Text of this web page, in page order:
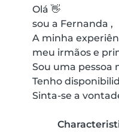
Olá 👋
sou a Fernanda ,
A minha
meu irmãos e
Sou uma pessoa
Tenho
Sinta-se a